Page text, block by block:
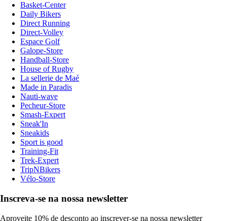
Basket-Center
Daily Bikers
Direct Running
Direct-Volley
Espace Golf
Galope-Store
Handball-Store
House of Rugby
La sellerie de Maé
Made in Paradis
Nauti-wave
Pecheur-Store
Smash-Expert
Sneak'In
Sneakids
Sport is good
Training-Fit
Trek-Expert
TripNBikers
Vélo-Store
Inscreva-se na nossa newsletter
Aproveite 10% de desconto ao inscrever-se na nossa newsletter